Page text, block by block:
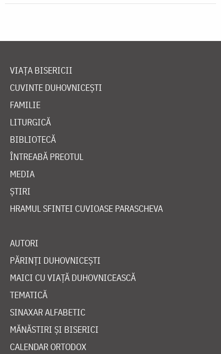
VIAȚA BISERICII
CUVINTE DUHOVNICEȘTI
FAMILIE
LITURGICĂ
BIBLIOTECĂ
ÎNTREABĂ PREOTUL
MEDIA
ȘTIRI
HRAMUL SFINTEI CUVIOASE PARASCHEVA
AUTORI
PĂRINȚI DUHOVNICEȘTI
MAICI CU VIAȚĂ DUHOVNICEASCĂ
TEMATICĂ
SINAXAR ALFABETIC
MĂNĂSTIRI ȘI BISERICI
CALENDAR ORTODOX